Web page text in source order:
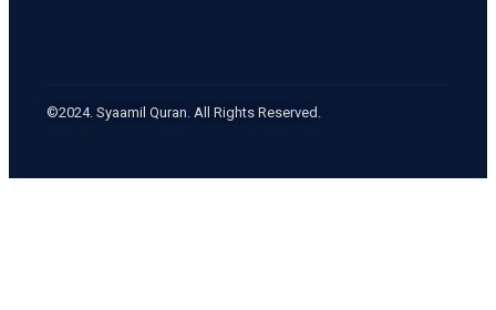
©2024. Syaamil Quran. All Rights Reserved.